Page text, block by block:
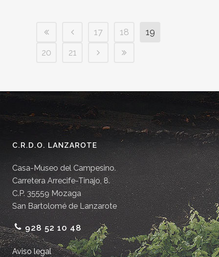
17 18
19
20
21
C.R.D.O. LANZAROTE
Casa-Museo del Campesino.
Carretera Arrecife-Tinajo, 8.
C.P. 35559 Mozaga
San Bartolomé de Lanzarote
928 52 10 48
Aviso legal